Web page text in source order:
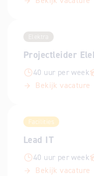
Elektra
Projectleider
40 uur per week
Bekijk vacature
Facilities
Lead IT
40 uur per week
Bekijk vacature